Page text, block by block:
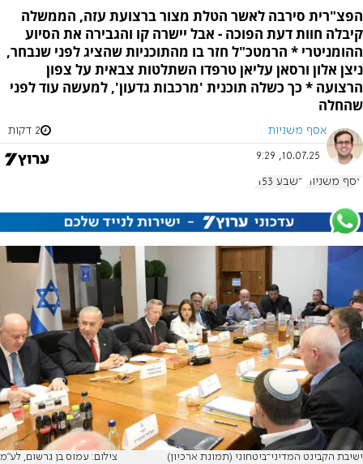
הפצ"רית סירבה לאשר הטלת מצור ברצועת עזה, הממשלה
קיבלה חוות דעת הפוכה - אבל יישרה קו והגבירה את הסיוע
ההומניטרי * הרמטכ"ל חזר בו מהתוכניות שהציג לפני שנבחר,
ניצן אלון ורסאן עליאן טרפדו השתלטות צבאית על צפון
הרצועה * כך כשלה תוכנית 'מרכבות גדעון', למעשה עוד לפני
שהחלה
אסף משניות 2 דקות
10.07.25, 9:29
אסף משניות בשבע 1153
ישיבת הקבינט המדיני־ביטחוני (תמונת ארכיון) צילום: עמוס בן גרשום, לע"מ